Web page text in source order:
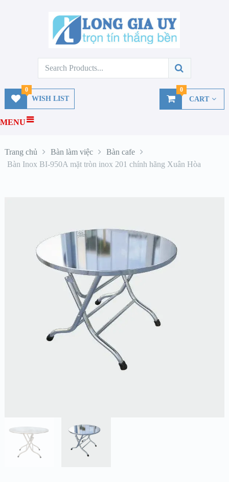
WISH LIST
0
CART
0
MENU
Trang chủ Bàn làm việc
Bàn cafe
Bàn Inox BI-950A mặt tròn inox 201 chính hãng Xuân Hòa